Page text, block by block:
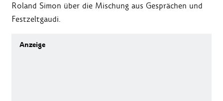
Roland Simon über die Mischung aus Gesprächen und
Festzeltgaudi.